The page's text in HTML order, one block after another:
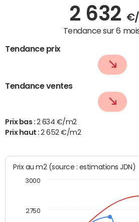
2 632
Tendance sur 6
Tendance prix
Tendance ventes
Prix bas : 2 634 €/m2
Prix haut :2 652 €/m2
Prix au m2 (source : estimations JDN)
3000
2750